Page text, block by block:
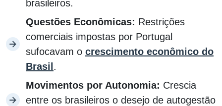
brasileiros.
Questões Econômicas: Restrições
comerciais impostas por Portugal
sufocavam o crescimento econômico do
Brasil.
Movimentos por Autonomia: Crescia
entre os brasileiros o desejo de autogestão